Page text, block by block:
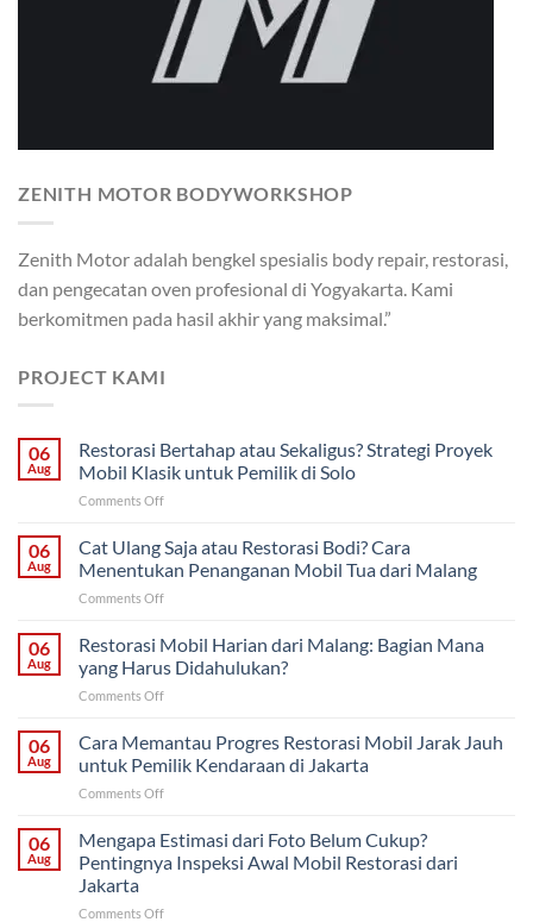
ZENITH MOTOR BODYWORKSHOP
Zenith Motor adalah bengkel spesialis body repair, restorasi,
dan pengecatan oven profesional di Yogyakarta. Kami
berkomitmen pada hasil akhir yang maksimal.”
PROJECT KAMI
06
Aug
Restorasi Bertahap atau Sekaligus? Strategi Proyek
Mobil Klasik untuk Pemilik di Solo
Comments Offon
Bertahap
atau
Sekaligus?
Strategi
Mobil
Klasik
Solo
06
Aug
Cat Ulang Saja atau Restorasi Bodi? Cara
Menentukan Penanganan Mobil Tua dari Malang
Comments Offon
Ulang
atau
Restorasi
Cara
Menentukan
dari
Malang
06
Aug
Restorasi Mobil Harian dari Malang: Bagian Mana
yang Harus Didahulukan?
Comments Offon
Mobil
dari
Malang:
Mana
yang
06
Aug
Cara Memantau Progres Restorasi Mobil Jarak Jauh
untuk Pemilik Kendaraan di Jakarta
Comments Offon
Memantau
Restorasi
Jarak
06
Aug
Mengapa Estimasi dari Foto Belum Cukup?
Pentingnya Inspeksi Awal Mobil Restorasi dari
Jakarta
Comments Offon